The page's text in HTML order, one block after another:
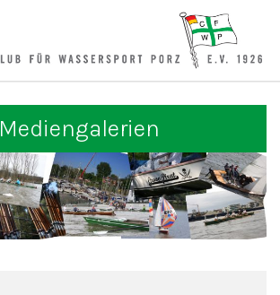
Mediengalerien